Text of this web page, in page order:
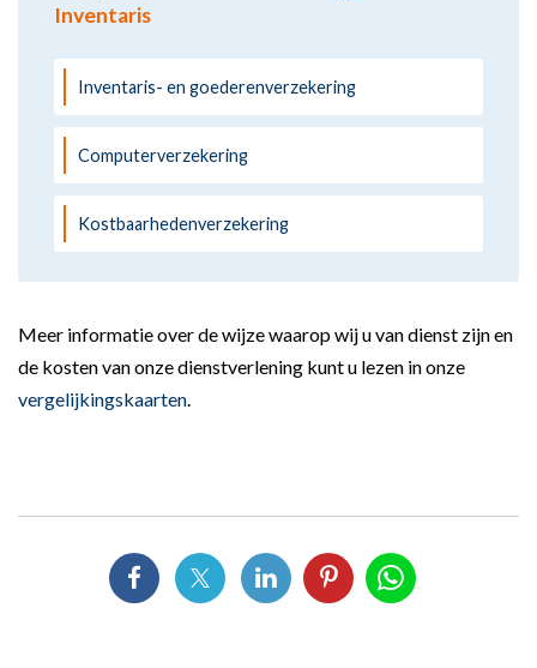
Inventaris
Inventaris- en goederenverzekering
Computerverzekering
Kostbaarhedenverzekering
Meer informatie over de wijze waarop wij u van dienst zijn en
de kosten van onze dienstverlening kunt u lezen in onze
vergelijkingskaarten